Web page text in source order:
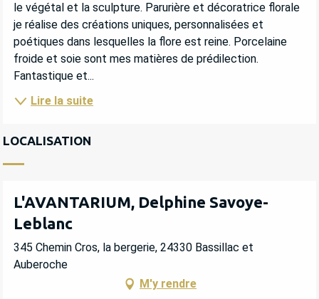
le végétal et la sculpture. Parurière et décoratrice florale
je réalise des créations uniques, personnalisées et
poétiques dans lesquelles la flore est reine. Porcelaine
froide et soie sont mes matières de prédilection.
Fantastique et...
Lire la suite
LOCALISATION
L'AVANTARIUM, Delphine Savoye-
Leblanc
345 Chemin Cros, la bergerie, 24330 Bassillac et
Auberoche
M'y rendre